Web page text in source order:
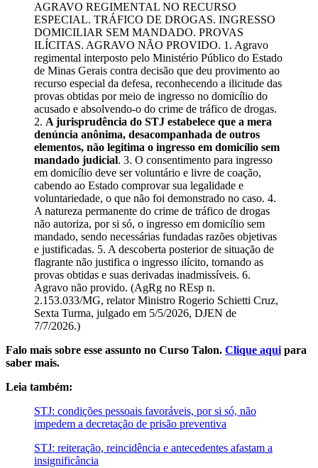
AGRAVO REGIMENTAL NO RECURSO
ESPECIAL. TRÁFICO DE DROGAS. INGRESSO
DOMICILIAR SEM MANDADO. PROVAS
ILÍCITAS. AGRAVO NÃO PROVIDO. 1. Agravo
regimental interposto pelo Ministério Público do Estado
de Minas Gerais contra decisão que deu provimento ao
recurso especial da defesa, reconhecendo a ilicitude das
provas obtidas por meio de ingresso no domicílio do
acusado e absolvendo-o do crime de tráfico de drogas.
2. A jurisprudência do STJ estabelece que a mera
denúncia anônima, desacompanhada de outros
elementos, não legitima o ingresso em domicílio sem
mandado judicial. 3. O consentimento para ingresso
em domicílio deve ser voluntário e livre de coação,
cabendo ao Estado comprovar sua legalidade e
voluntariedade, o que não foi demonstrado no caso. 4.
A natureza permanente do crime de tráfico de drogas
não autoriza, por si só, o ingresso em domicílio sem
mandado, sendo necessárias fundadas razões objetivas
e justificadas. 5. A descoberta posterior de situação de
flagrante não justifica o ingresso ilícito, tornando as
provas obtidas e suas derivadas inadmissíveis. 6.
Agravo não provido. (AgRg no REsp n.
2.153.033/MG, relator Ministro Rogerio Schietti Cruz,
Sexta Turma, julgado em 5/5/2026, DJEN de
7/7/2026.)
Falo mais sobre esse assunto no Curso Talon. Clique aquipara
saber mais.
Leia também:
STJ: condições pessoais favoráveis, por si só, não
impedem a decretação de prisão preventiva
STJ: reiteração, reincidência e antecedentes afastam a
insignificância